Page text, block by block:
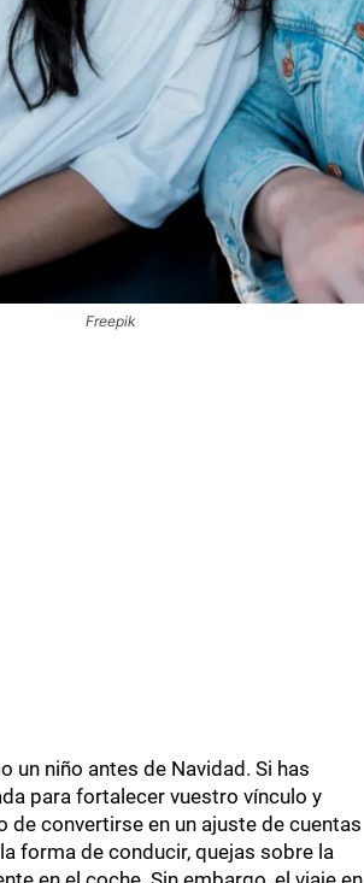
Freepik
un niño antes de Navidad. Si has
para fortalecer vuestro vínculo y
convertirse en un ajuste de cuentas
forma de conducir, quejas sobre la